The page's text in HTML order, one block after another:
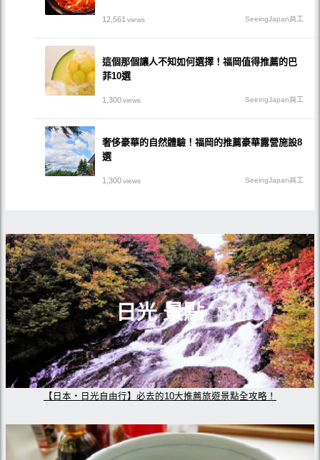
12,561views SeeingJapan員工
這個那個讓人不知如何選擇！福岡值得推薦的巴
菲10選
1,300views SeeingJapan員工
奢侈豪華的自然體驗！福岡的推薦豪華露營施設8
選
1,300views SeeingJapan員工
日光 景點
【日本・日光自由行】必去的10大推薦旅遊景點全攻略！